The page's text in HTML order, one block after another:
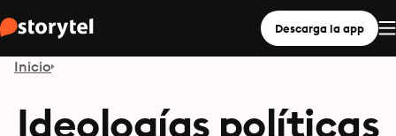
Descarga la app
Inicio
Ideologías políticas